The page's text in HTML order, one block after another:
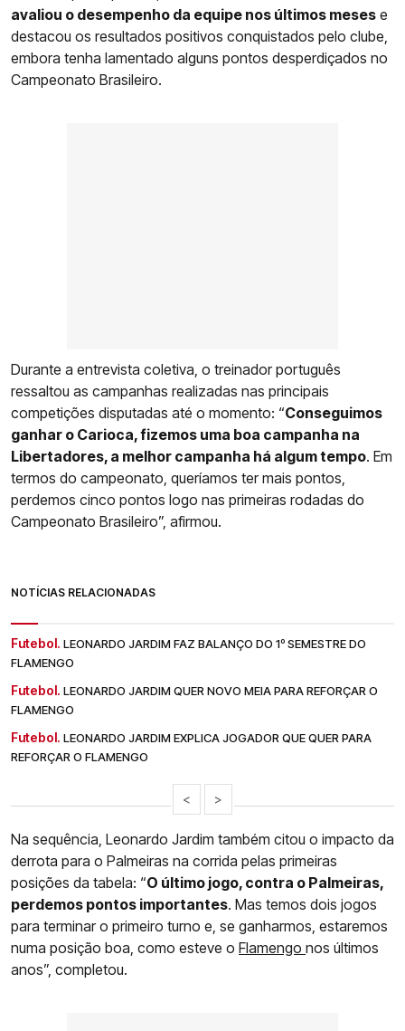
avaliou o desempenho da equipe nos últimos meses e
destacou os resultados positivos conquistados pelo clube,
embora tenha lamentado alguns pontos desperdiçados no
Campeonato Brasileiro.
Durante a entrevista coletiva, o treinador português
ressaltou as campanhas realizadas nas principais
competições disputadas até o momento: “Conseguimos
ganhar o Carioca, fizemos uma boa campanha na
Libertadores, a melhor campanha há algum tempo. Em
termos do campeonato, queríamos ter mais pontos,
perdemos cinco pontos logo nas primeiras rodadas do
Campeonato Brasileiro”, afirmou.
NOTÍCIAS RELACIONADAS
Futebol. LEONARDO JARDIM FAZ BALANÇO DO 1º SEMESTRE DO
FLAMENGO
Futebol. LEONARDO JARDIM QUER NOVO MEIA PARA REFORÇAR O
FLAMENGO
Futebol. LEONARDO JARDIM EXPLICA JOGADOR QUE QUER PARA
REFORÇAR O FLAMENGO
< >
Na sequência, Leonardo Jardim também citou o impacto da
derrota para o Palmeiras na corrida pelas primeiras
posições da tabela: “O último jogo, contra o Palmeiras,
perdemos pontos importantes. Mas temos dois jogos
para terminar o primeiro turno e, se ganharmos, estaremos
numa posição boa, como esteve o Flamengo nos últimos
anos”, completou.